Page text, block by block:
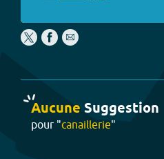
Aucune Suggestion
pour "canaillerie"